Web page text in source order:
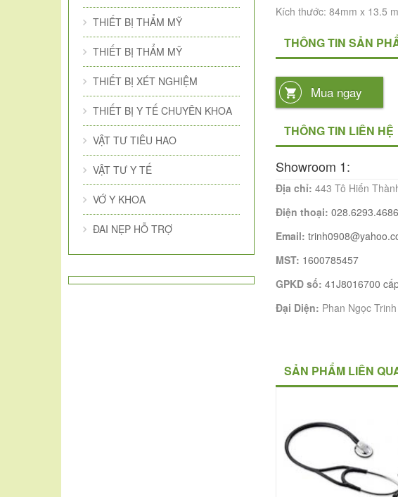
THIẾT BỊ THẨM MỸ
THIẾT BỊ THẨM MỸ
THIẾT BỊ XÉT NGHIỆM
THIẾT BỊ Y TẾ CHUYÊN KHOA
VẬT TƯ TIÊU HAO
VẬT TƯ Y TẾ
VỚ Y KHOA
ĐAI NẸP HỖ TRỢ
Kích thước: 84mm x 13.5 m
THÔNG TIN SẢN
Mua ngay
THÔNG TIN LIÊN HỆ
Showroom 1:
Địa chỉ: 443 Tô Hiến
Điện thoại:
Email:
MST: 1600785457
GPKD số: 41J8016700
Đại Diện: Phan Ngọc Trinh
SẢN PHẨM LIÊN